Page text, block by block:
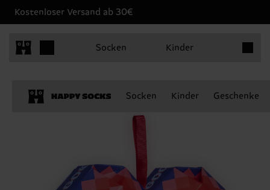
Kostenloser Versand ab 30€
Socken Kinder
Socken Kinder Geschenke